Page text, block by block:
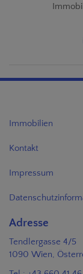
Immobilien
Kontakt
Impressum
Adresse
Tendlergasse 4/5
1090 Wien,